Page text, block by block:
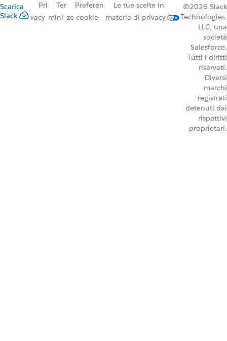
Scarica
Slack
Pri
vacy
Ter
mini
Preferen
ze cookie
Le tue scelte in
materia di privacy
©2026 Slack
Technologies,
LLC, una
società
Salesforce.
Tutti i diritti
riservati.
Diversi
marchi
registrati
detenuti dai
rispettivi
proprietari.